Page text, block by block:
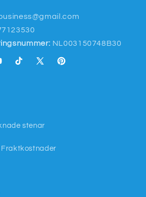
NL003150748B30
TikTok X
Pinterest
stenar
Fraktkostnader